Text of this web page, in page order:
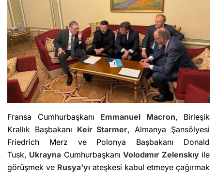
Fransa Cumhurbaşkanı Emmanuel Macron, Birleşik
Krallık Başbakanı Keir Starmer, Almanya Şansölyesi
Friedrich Merz ve Polonya Başbakanı Donald
Tusk, Ukrayna CumhurbaşkanıVolodımır Zelenskıyile
görüşmek ve Rusya'yı ateşkesi kabul etmeye çağırmak